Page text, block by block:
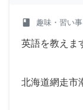
class 趣味・習い事
英語を教えま
北海道網走市